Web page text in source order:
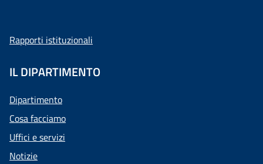
Rapporti istituzionali
IL DIPARTIMENTO
Dipartimento
Cosa facciamo
Uffici e servizi
Notizie